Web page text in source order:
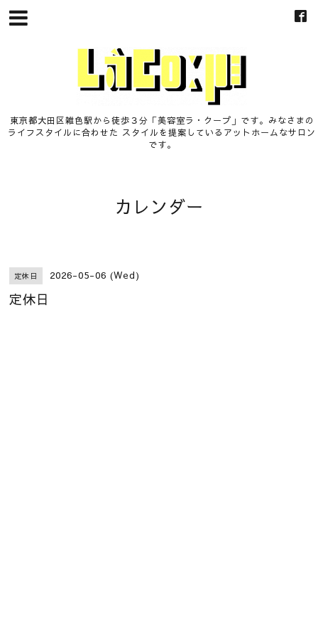
東京都大田区雑色駅から徒歩３分「美容室ラ・クープ」です。みなさまの
ライフスタイルに合わせた スタイルを提案しているアットホームなサロン
です。
カレンダー
定休日 2026-05-06 (Wed)
定休日